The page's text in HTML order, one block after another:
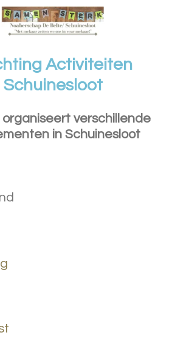
Activiteiten
Schuinesloot
organiseert verschillende
in Schuinesloot